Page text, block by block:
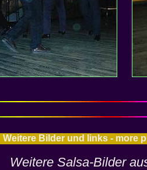
Weitere Bilder und links -
Weitere Salsa-Bilder